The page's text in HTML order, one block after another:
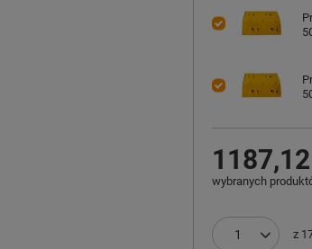
1187,12
wybranych
z